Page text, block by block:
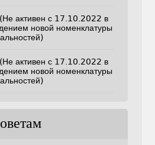
активен с 17.10.2022 в
новой номенклатуры
активен с 17.10.2022 в
новой номенклатуры